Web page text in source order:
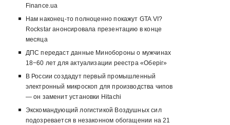
Finance.ua
Нам наконец-то полноценно покажут GTA VI?
Rockstar анонсировала презентацию в конце
месяца
ДПС передаст данные Минобороны о мужчинах
18−60 лет для актуализации реестра «Оберіг»
В России создадут первый промышленный
электронный микроскоп для производства чипов
— он заменит установки Hitachi
Экскомандующий логистикой Воздушных сил
подозревается в незаконном обогащении на 21